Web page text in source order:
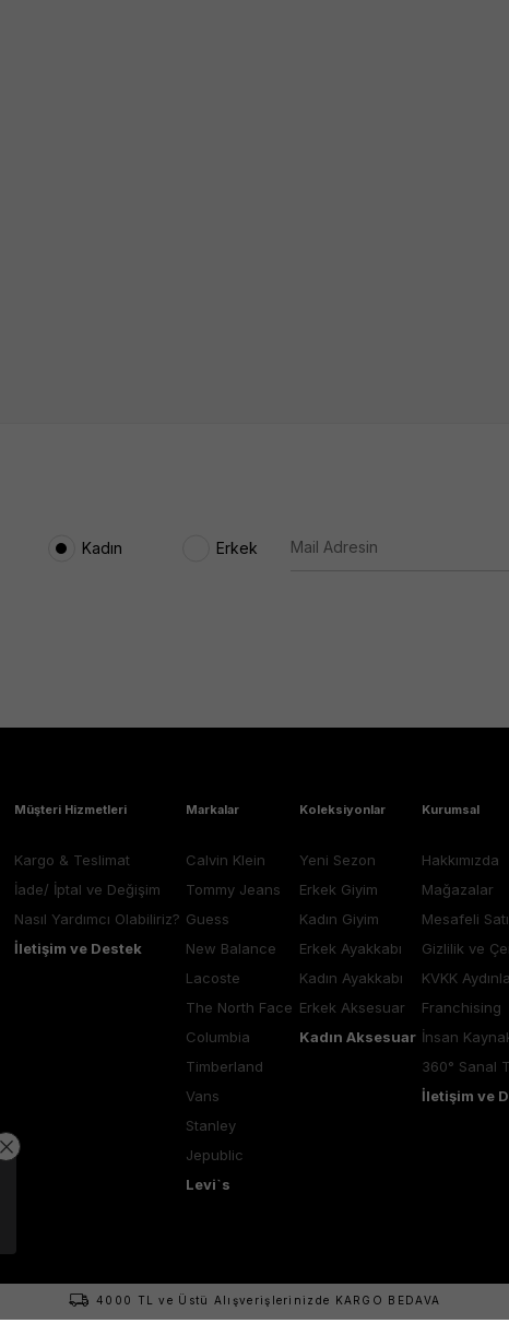
Kadın Erkek
Müşteri Hizmetleri
Kargo & Teslimat
İade/ İptal ve Değişim
Nasıl Yardımcı Olabiliriz?
İletişim ve Destek
Markalar
Calvin Klein
Tommy Jeans
Guess
New Balance
Lacoste
The North Face
Columbia
Timberland
Vans
Stanley
Jepublic
Levi`s
Koleksiyonlar
Yeni Sezon
Erkek Giyim
Kadın Giyim
Erkek Ayakkabı
Kadın Ayakkabı
Erkek Aksesuar
Kadın Aksesuar
Kurumsal
Hakkımızda
Mağazalar
Mesafeli
Gizlilik ve
KVKK
Franchising
İnsan
360° Sanal
İletişim ve
4000 TL ve Üstü Alışverişlerinizde KARGO BEDAVA